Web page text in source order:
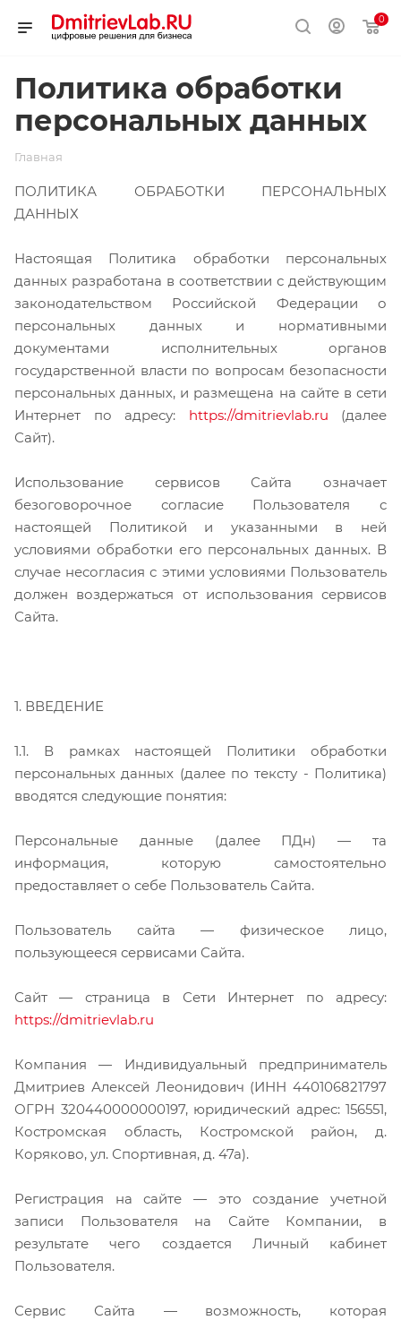
0
Политика обработки
персональных данных
Главная
ПОЛИТИКА ОБРАБОТКИ ПЕРСОНАЛЬНЫХ
ДАННЫХ
Настоящая Политика обработки персональных
данных разработана в соответствии с действующим
законодательством Российской Федерации о
персональных данных и нормативными
документами исполнительных органов
государственной власти по вопросам безопасности
персональных данных, и размещена на сайте в сети
Интернет по адресу: https://dmitrievlab.ru (далее
Сайт).
Использование сервисов Сайта означает
безоговорочное согласие Пользователя с
настоящей Политикой и указанными в ней
условиями обработки его персональных данных. В
случае несогласия с этими условиями Пользователь
должен воздержаться от использования сервисов
Сайта.
1. ВВЕДЕНИЕ
1.1. В рамках настоящей Политики обработки
персональных данных (далее по тексту - Политика)
вводятся следующие понятия:
Персональные данные (далее ПДн) — та
информация, которую самостоятельно
предоставляет о себе Пользователь Сайта.
Пользователь сайта — физическое лицо,
пользующееся сервисами Сайта.
Сайт — страница в Сети Интернет по адресу:
https://dmitrievlab.ru
Компания — Индивидуальный предприниматель
Дмитриев Алексей Леонидович (ИНН 440106821797
ОГРН 320440000000197, юридический адрес: 156551,
Костромская область, Костромской район, д.
Коряково, ул. Спортивная, д. 47а).
Регистрация на сайте — это создание учетной
записи Пользователя на Сайте Компании, в
результате чего создается Личный кабинет
Пользователя.
Сервис Сайта — возможность, которая